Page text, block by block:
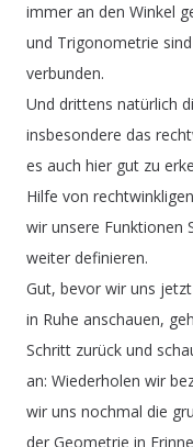
immer an den Winkel
und Trigonometrie sind
verbunden.
Und drittens natürlich
insbesondere das
es auch hier gut zu
Hilfe von rechtwinkligen
wir unsere Funktionen
weiter definieren.
Gut, bevor wir uns jetzt
in Ruhe anschauen,
Schritt zurück und
an: Wiederholen wir
wir uns nochmal die
der Geometrie in